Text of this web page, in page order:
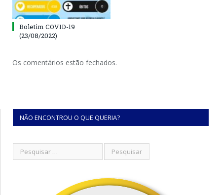
Boletim COVID-19
(23/08/2022)
Os comentários estão fechados.
NÃO ENCONTROU O QUE QUERIA?